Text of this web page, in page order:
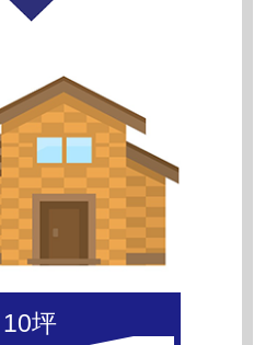
10坪